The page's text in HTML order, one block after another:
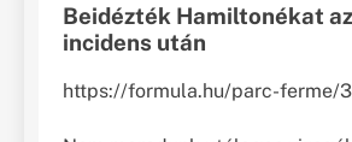
Beidézték Hamiltonékat
incidens után
https://formula.hu/parc-ferme/